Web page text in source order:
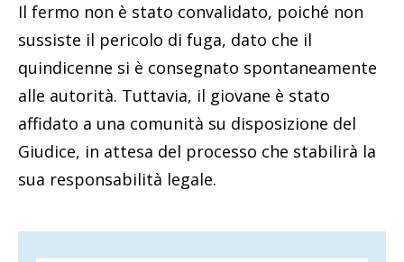
Il fermo non è stato convalidato, poiché non
sussiste il pericolo di fuga, dato che il
quindicenne si è consegnato spontaneamente
alle autorità. Tuttavia, il giovane è stato
affidato a una comunità su disposizione del
Giudice, in attesa del processo che stabilirà la
sua responsabilità legale.